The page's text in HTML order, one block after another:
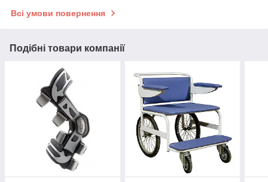
Всі умови повернення
Подібні товари компанії